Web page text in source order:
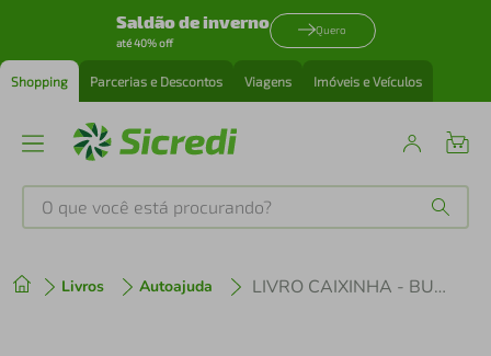
Saldão de inverno
até 40% off
Quero
Shopping Parcerias e Descontos Viagens Imóveis e Veículos
O que você está procurando?
Livros Autoajuda LIVRO CAIXINHA - BURNOUT